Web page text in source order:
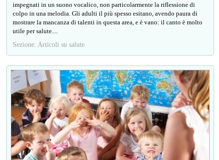
impegnati in un suono vocalico, non particolarmente la riflessione di
colpo in una melodia. Gli adulti il più spesso esitano, avendo paura di
mostrare la mancanza di talenti in questa area, e è vano: il canto è molto
utile per salute....
Sezione: Articoli su salute